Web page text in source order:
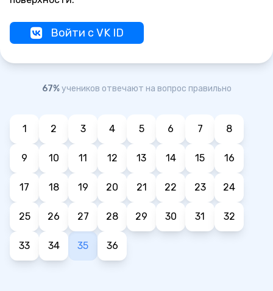
Войти с VK ID
67%учеников отвечают на вопрос правильно
1 2 3 4 5 6 7 8
9 10 11 12 13 14 15 16
17 18 19 20 21 22 23 24
25 26 27 28 29 30 31 32
33 34 35 36